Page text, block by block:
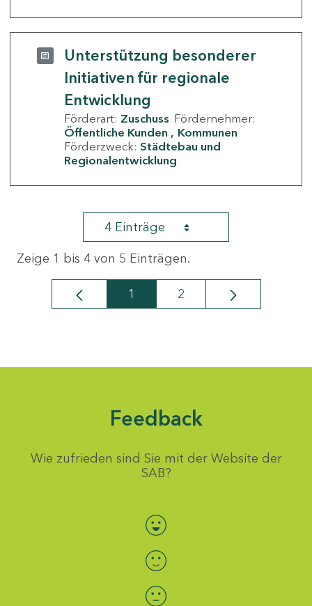
Unterstützung besonderer
Initiativen für regionale
Entwicklung
Förderart: Zuschuss Fördernehmer:
Öffentliche Kunden
Kommunen
Förderzweck: Städtebau und
Regionalentwicklung
4 Einträge
Zeige 1 bis 4 von 5 Einträgen.
Seite
1 Seite
2
Feedback
Wie zufrieden sind Sie mit der Website der
SAB?
Bewertung auswählen